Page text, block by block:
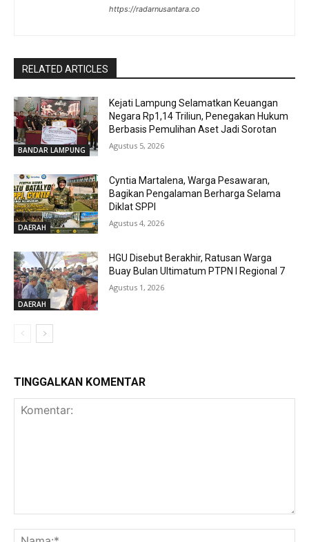
https://radarnusantara.co
RELATED ARTICLES
BANDAR LAMPUNG
Kejati Lampung Selamatkan Keuangan
Negara Rp1,14 Triliun, Penegakan Hukum
Berbasis Pemulihan Aset Jadi Sorotan
Agustus 5, 2026
DAERAH
Cyntia Martalena, Warga Pesawaran,
Bagikan Pengalaman Berharga Selama
Diklat SPPI
Agustus 4, 2026
DAERAH
HGU Disebut Berakhir, Ratusan Warga
Buay Bulan Ultimatum PTPN I Regional 7
Agustus 1, 2026
TINGGALKAN KOMENTAR